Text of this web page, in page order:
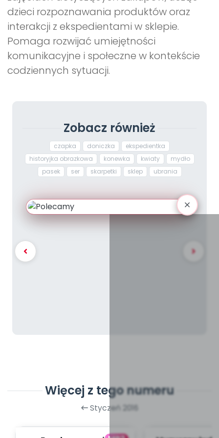
dzieci rozpoznawania produktów oraz
interakcji z ekspedientami w sklepie.
Pomaga rozwijać umiejętności
komunikacyjne i społeczne w kontekście
codziennych sytuacji.
Zobacz również
czapka doniczka
ekspedientka
historyjka obrazkowa
konewka kwiaty
mydło
pasek
ser skarpetki sklep ubrania
Więcej z tego numeru
Styczeń 2016